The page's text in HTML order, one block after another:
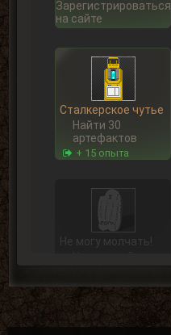
Зарегистрироваться
на сайте
Сталкерское чутье
Найти 30
артефактов
+ 15 опыта
Не могу молчать!
комментариев
+ 5 опыта